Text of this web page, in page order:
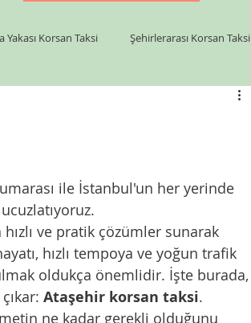
Yakası Korsan Taksi Şehirlerarası Korsan Taksi
ile İstanbul'un her yerinde
ve pratik çözümler sunarak
hızlı tempoya ve yoğun trafik
oldukça önemlidir. İşte burada,
Ataşehir korsan taksi.
ne kadar gerekli olduğunu